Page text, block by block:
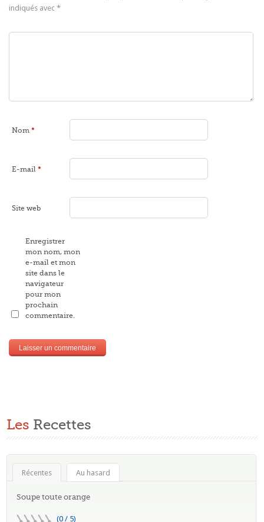
indiqués avec*
Nom*
E-mail*
Site web
Enregistrer
mon nom, mon
e-mail et mon
site dans le
navigateur
pour mon
prochain
commentaire.
Les Recettes
Récentes Au hasard
Soupe toute orange
(0 / 5)